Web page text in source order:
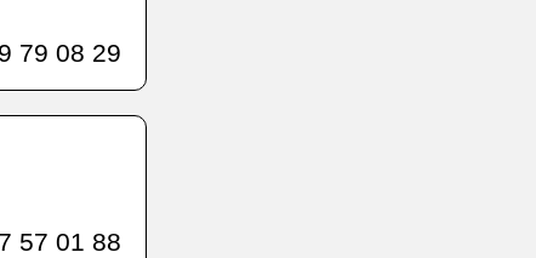
79 08 29
57 01 88